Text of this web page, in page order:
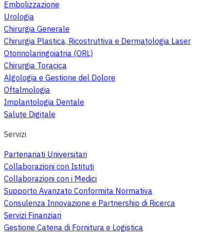
Embolizzazione
Urologia
Chirurgia Generale
Chirurgia Plastica, Ricostruttiva e Dermatologia Laser
Otorinolaringoiatria (ORL)
Chirurgia Toracica
Algologia e Gestione del Dolore
Oftalmologia
Implantologia Dentale
Salute Digitale
Servizi
Partenariati Universitari
Collaborazioni con Istituti
Collaborazioni con i Medici
Supporto Avanzato Conformita Normativa
Consulenza Innovazione e Partnership di Ricerca
Servizi Finanziari
Gestione Catena di Fornitura e Logistica